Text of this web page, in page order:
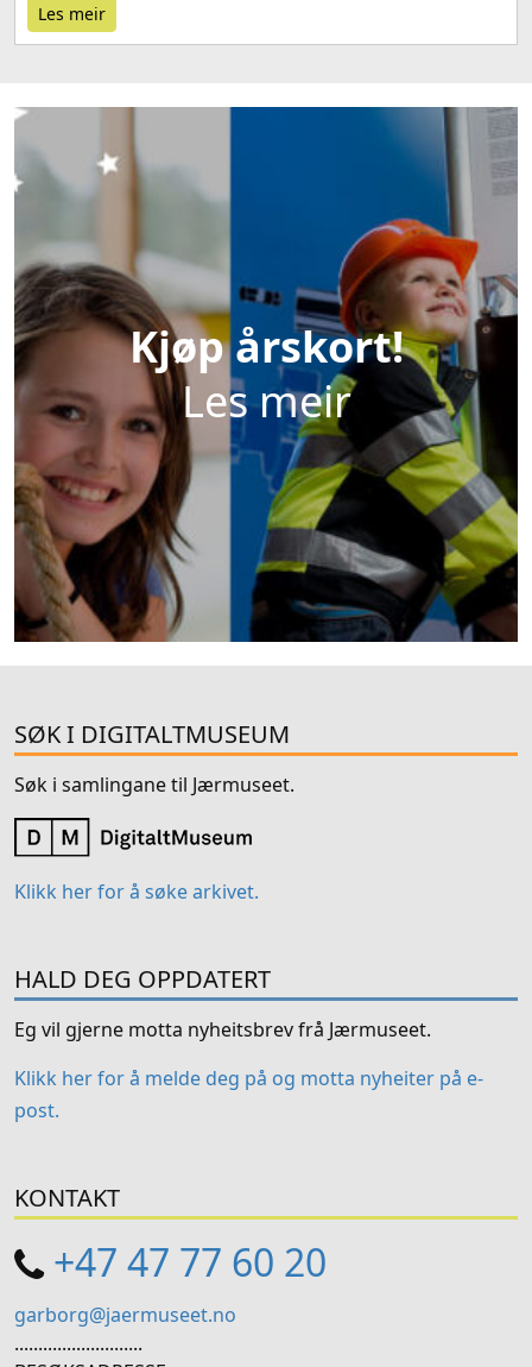
Les meir
Kjøp årskort!
Les meir
SØK I DIGITALTMUSEUM
Søk i samlingane til Jærmuseet.
Klikk her for å søke arkivet.
HALD DEG OPPDATERT
Eg vil gjerne motta nyheitsbrev frå Jærmuseet.
Klikk her for å melde deg på og motta nyheiter på e-
post.
KONTAKT
+47 47 77 60 20
garborg@jaermuseet.no
...........................